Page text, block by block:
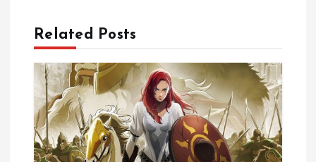
v
g
a
Related Posts